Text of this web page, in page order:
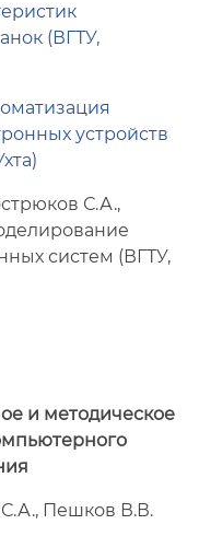
(ВГТУ,
устройств
С.А.,
систем (ВГТУ,
и методическое
Пешков В.В.